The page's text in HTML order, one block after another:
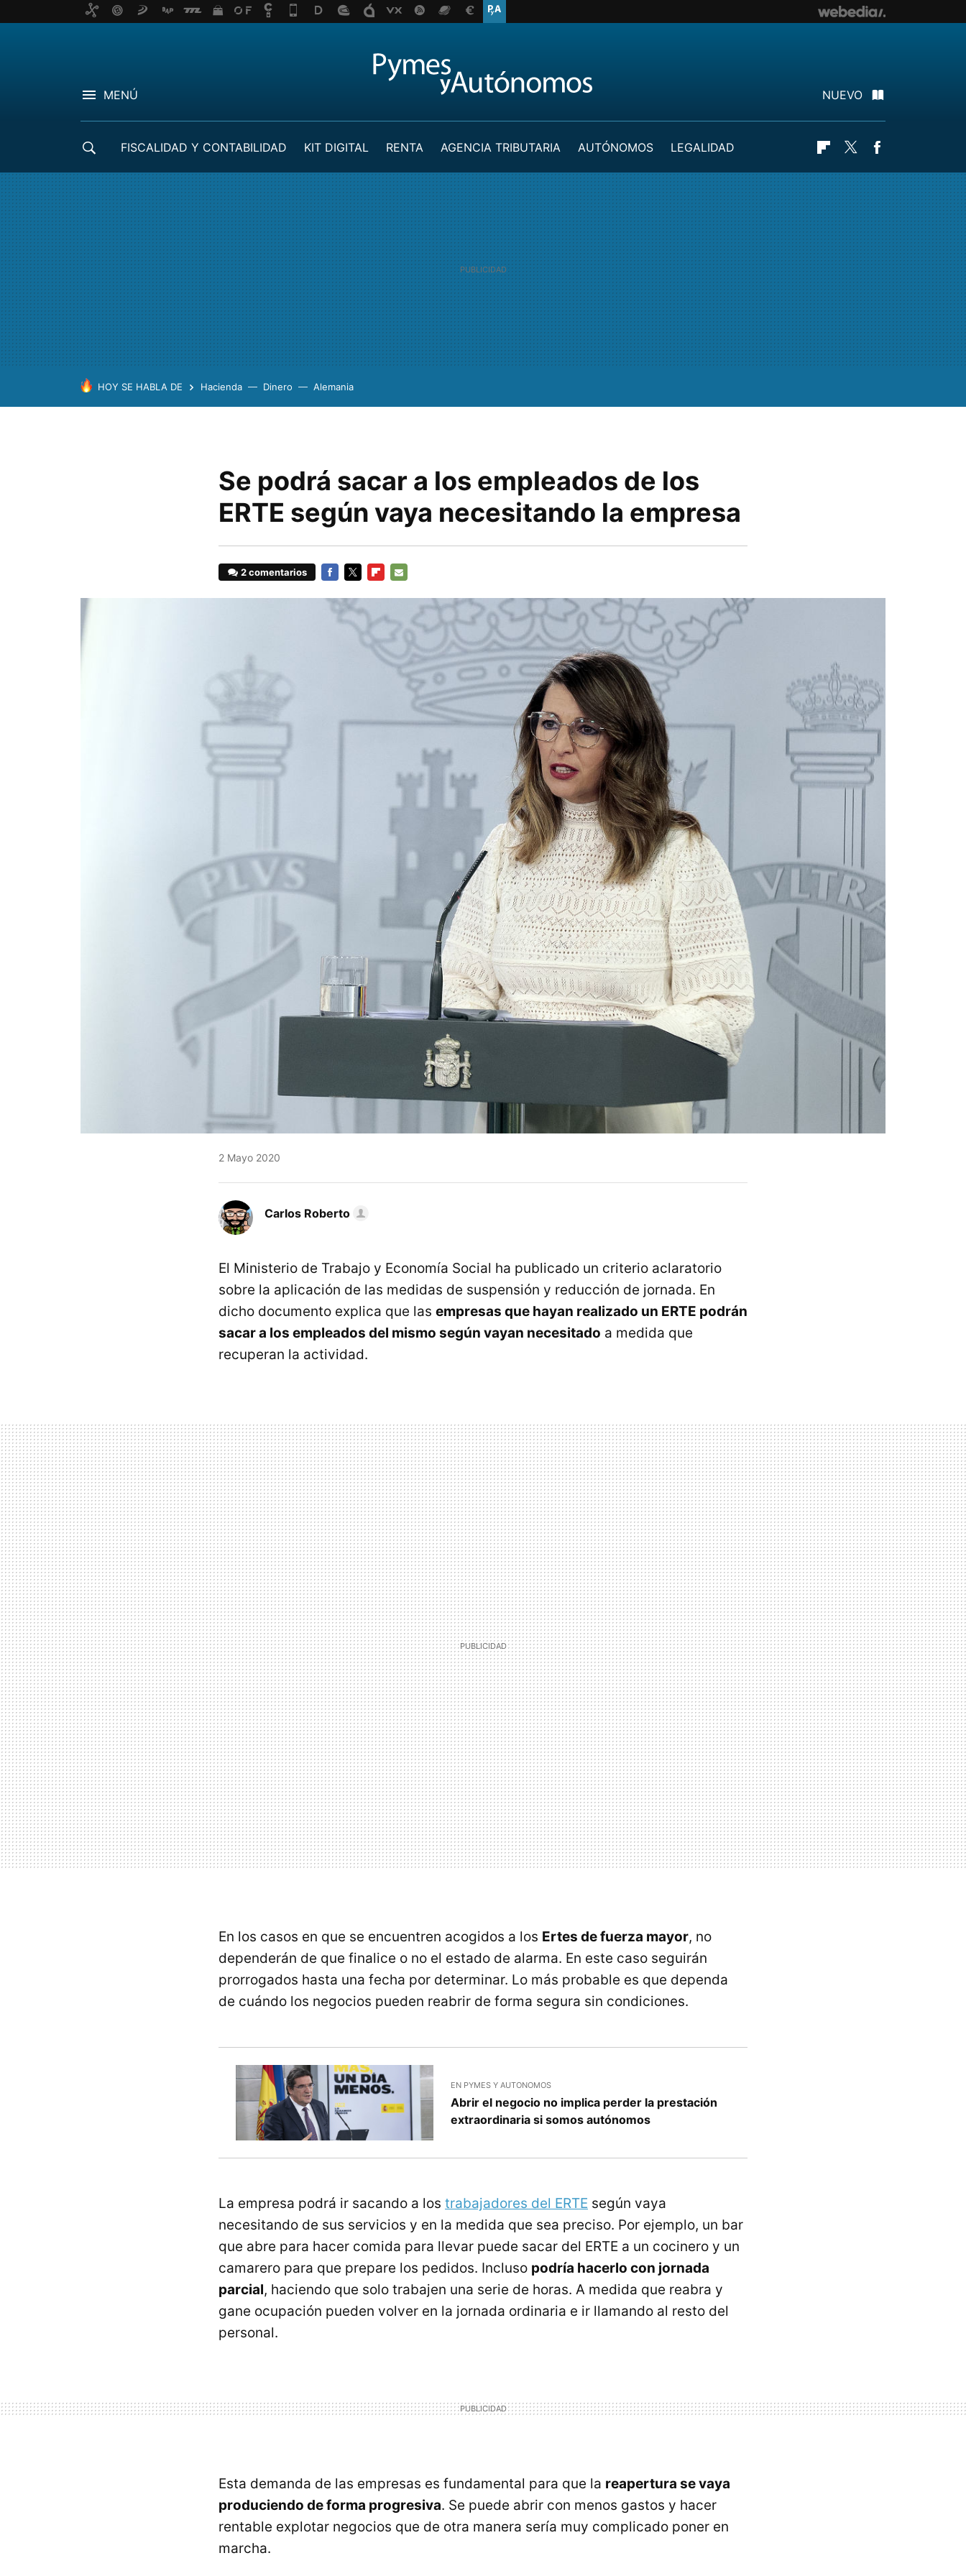
MENÚ NUEVO
FISCALIDAD Y CONTABILIDAD KIT DIGITAL RENTA AGENCIA TRIBUTARIA AUTÓNOMOS
LEGALIDAD
Flipboard
Twitter
HOY SE HABLA DE Hacienda Dinero Alemania
Se podrá sacar a los empleados de los
ERTE según vaya necesitando la empresa
2 comentarios
2 Mayo 2020
Carlos Roberto
El Ministerio de Trabajo y Economía Social ha publicado un criterio aclaratorio
sobre la aplicación de las medidas de suspensión y reducción de jornada. En
dicho documento explica que las empresas que hayan realizado un ERTE podrán
sacar a los empleados del mismo según vayan necesitado a medida que
recuperan la actividad.
En los casos en que se encuentren acogidos a los Ertes de fuerza mayor, no
dependerán de que finalice o no el estado de alarma. En este caso seguirán
prorrogados hasta una fecha por determinar. Lo más probable es que dependa
de cuándo los negocios pueden reabrir de forma segura sin condiciones.
EN PYMES Y AUTONOMOS
Abrir el negocio no implica perder la prestación
extraordinaria si somos autónomos
La empresa podrá ir sacando a los trabajadores del ERTE según vaya
necesitando de sus servicios y en la medida que sea preciso. Por ejemplo, un bar
que abre para hacer comida para llevar puede sacar del ERTE a un cocinero y un
camarero para que prepare los pedidos. Incluso podría hacerlo con jornada
parcial, haciendo que solo trabajen una serie de horas. A medida que reabra y
gane ocupación pueden volver en la jornada ordinaria e ir llamando al resto del
personal.
Esta demanda de las empresas es fundamental para que la reapertura se vaya
produciendo de forma progresiva. Se puede abrir con menos gastos y hacer
rentable explotar negocios que de otra manera sería muy complicado poner en
marcha.